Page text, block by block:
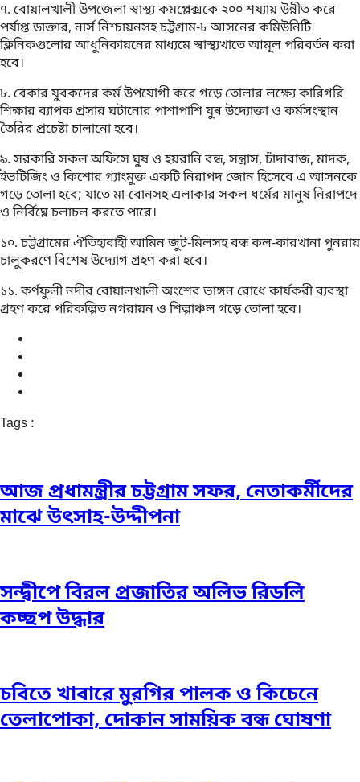
৭. বোয়ালখালী উপজেলা স্বাস্থ্য কমপ্লেক্সকে ২০০ শয্যায় উন্নীত করে
পর্যাপ্ত ডাক্তার, নার্স নিশ্চায়নসহ চট্টগ্রাম-৮ আসনের কমিউনিটি
ক্লিনিকগুলোর আধুনিকায়নের মাধ্যমে স্বাস্থ্যখাতে আমূল পরিবর্তন করা
হবে।
৮. বেকার যুবকদের কর্ম উপযোগী করে গড়ে তোলার লক্ষ্যে কারিগরি
শিক্ষার ব্যাপক প্রসার ঘটানোর পাশাপাশি যুৰ উদ্যোক্তা ও কর্মসংস্থান
তৈরির প্রচেষ্টা চালানো হবে।
৯. সরকারি সকল অফিসে ঘুষ ও হয়রানি বন্ধ, সন্ত্রাস, চাঁদাবাজ, মাদক,
ইভটিজিং ও কিশোর গ্যাংমুক্ত একটি নিরাপদ জোন হিসেবে এ আসনকে
গড়ে তোলা হবে; যাতে মা-বোনসহ এলাকার সকল ধর্মের মানুষ নিরাপদে
ও নির্বিঘ্নে চলাচল করতে পারে।
১০. চট্টগ্রামের ঐতিহ্যবাহী আমিন জুট-মিলসহ বন্ধ কল-কারখানা পুনরায়
চালুকরণে বিশেষ উদ্যোগ গ্রহণ করা হবে।
১১. কর্ণফুলী নদীর বোয়ালখালী অংশের ভাঙ্গন রোধে কার্যকরী ব্যবস্থা
গ্রহণ করে পরিকল্পিত নগরায়ন ও শিল্পাঞ্চল গড়ে তোলা হবে।
Tags :
আজ প্রধামন্ত্রীর চট্টগ্রাম সফর, নেতাকর্মীদের
মাঝে উৎসাহ-উদ্দীপনা
সন্দ্বীপে বিরল প্রজাতির অলিভ রিডলি
কচ্ছপ উদ্ধার
চবিতে খাবারে মুরগির পালক ও কিচেনে
তেলাপোকা, দোকান সাময়িক বন্ধ ঘোষণা